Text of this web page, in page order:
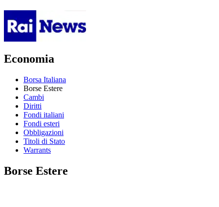
Economia
Borsa Italiana
Borse Estere
Cambi
Diritti
Fondi italiani
Fondi esteri
Obbligazioni
Titoli di Stato
Warrants
Borse Estere